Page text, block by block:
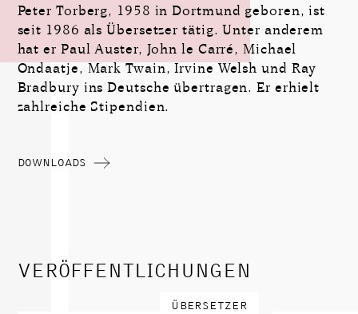
DOWNLOADS
Peter Torberg, 1958 in Dortmund geboren, ist
seit 1986 als Übersetzer tätig. Unter anderem
hat er Paul Auster, John le Carré, Michael
Ondaatje, Mark Twain, ­Irvine Welsh und Ray
Bradbury ins Deutsche übertragen. Er erhielt
zahl­reiche Stipendien.
VERÖFFENTLICHUNGEN
ÜBERSETZER